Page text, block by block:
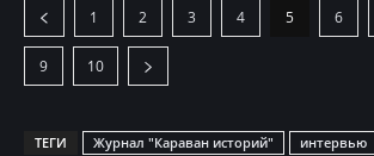
1 2 3 4 5 6
9 10
ТЕГИ Журнал "Караван историй"
интервью